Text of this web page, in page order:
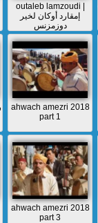
outaleb lamzoudi |
إمقارد أوكان لخير
دوزمزنس
ahwach amezri 2018
part 1
ahwach amezri 2018
part 3